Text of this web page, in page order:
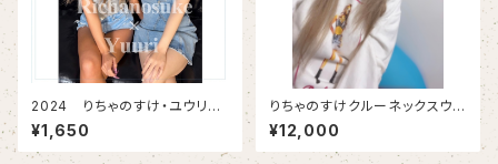
2024 りちゃのすけ・ユウリ
卓上カレンダー
¥1,650
りちゃのすけクルーネックスウェ
ット
¥12,000